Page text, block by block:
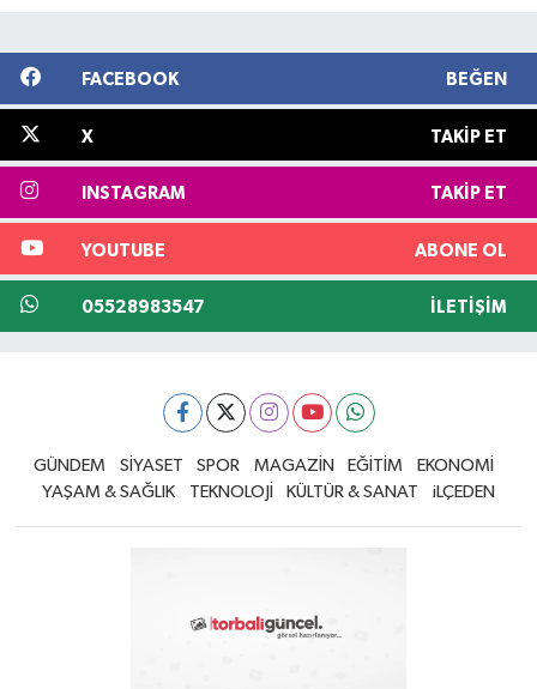
FACEBOOK BEĞEN
X TAKIP ET
INSTAGRAM TAKIP ET
YOUTUBE ABONE OL
05528983547 İLETIŞIM
GÜNDEM SİYASET SPOR MAGAZİN EĞİTİM
EKONOMİ
YAŞAM & SAĞLIK
TEKNOLOJİ KÜLTÜR & SANAT iLÇEDEN